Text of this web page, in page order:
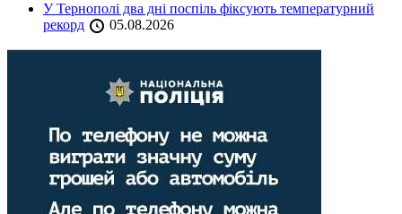
У Тернополі два дні поспіль фіксують температурний
рекорд
05.08.2026